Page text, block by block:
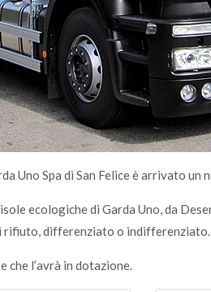
Uno Spa di San Felice è arrivato un
ecologiche di Garda Uno, da
rifiuto, differenziato o indifferenziato.
che l’avrà in dotazione.